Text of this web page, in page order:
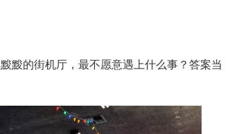
黢的街机厅，最不愿意遇上什么事？答案当